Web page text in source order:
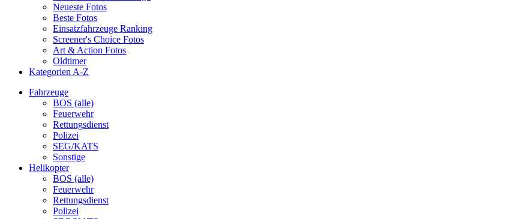
Neueste Fotos
Beste Fotos
Einsatzfahrzeuge Ranking
Screener's Choice Fotos
Art & Action Fotos
Oldtimer
Kategorien A-Z
Fahrzeuge
BOS (alle)
Feuerwehr
Rettungsdienst
Polizei
SEG/KATS
Sonstige
Helikopter
BOS (alle)
Feuerwehr
Rettungsdienst
Polizei